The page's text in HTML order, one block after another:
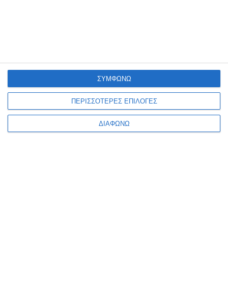
ΠΕΡΙΣΣΟΤΕΡΕΣ ΕΠΙΛΟΓΕΣ
ΔΙΑΦΩΝΩ
ΣΥΜΦΩΝΩ